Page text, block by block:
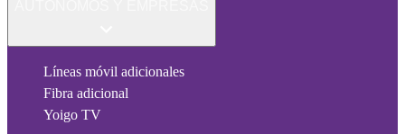
Líneas móvil adicionales
Fibra adicional
Yoigo TV